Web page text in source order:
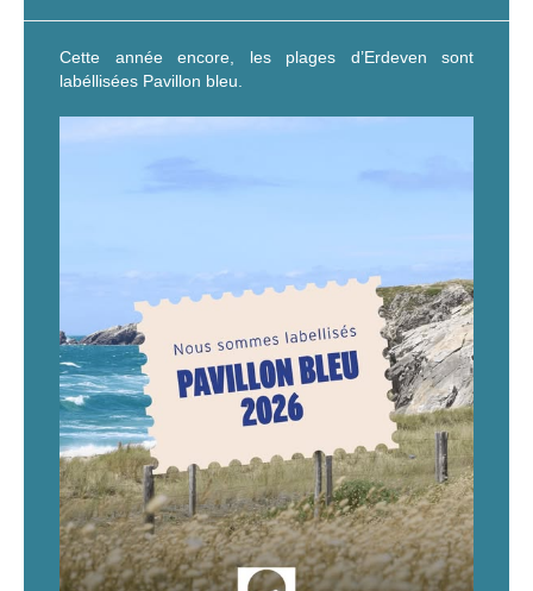
Cette année encore, les plages d’Erdeven sont
labéllisées Pavillon bleu.